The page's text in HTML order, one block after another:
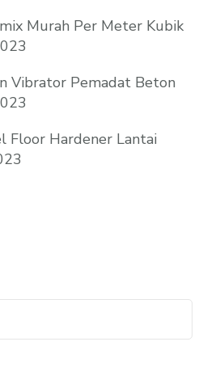
Murah Per Meter Kubik
Vibrator Pemadat Beton
Floor Hardener Lantai